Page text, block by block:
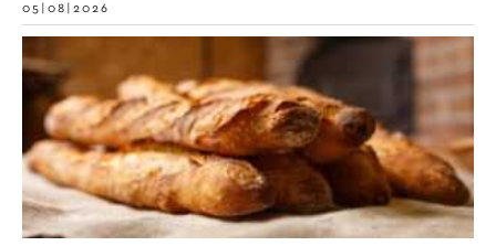
05|08|2026